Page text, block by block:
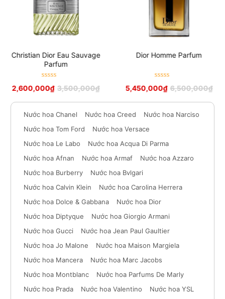
Christian Dior Eau Sauvage
Parfum
hạng 5sao
3,500,000₫
2,600,000₫
Dior Homme Parfum
hạng 5sao
6,500,000₫
5,450,000₫
Nước hoa Chanel Nước hoa Creed
Nước hoa Narciso
Nước hoa Tom Ford
Nước hoa Versace
Nước hoa Le Labo
Nước hoa Acqua Di Parma
Nước hoa Afnan
Nước hoa Armaf
Nước hoa Azzaro
Nước hoa Burberry
Nước hoa Bvlgari
Nước hoa Calvin Klein
Nước hoa Carolina Herrera
Nước hoa Dolce & Gabbana
Nước hoa Dior
Nước hoa Diptyque
Nước hoa Giorgio Armani
Nước hoa Gucci
Nước hoa Jean Paul Gaultier
Nước hoa Jo Malone
Nước hoa Maison Margiela
Nước hoa Mancera
Nước hoa Marc Jacobs
Nước hoa Montblanc
Nước hoa Parfums De Marly
Nước hoa Prada
Nước hoa Valentino
Nước hoa YSL